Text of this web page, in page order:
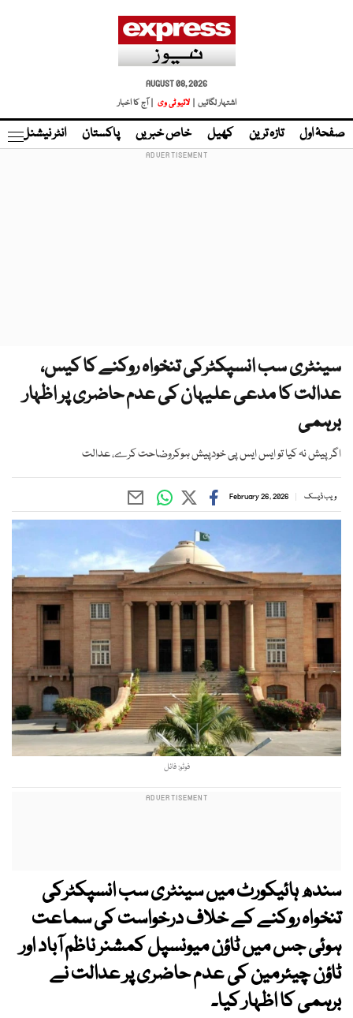
AUGUST 08, 2026
اشتہار لگائیں |
لائیو ٹی وی | آج کا اخبار
صفحۂ اول تازہ ترین کھیل خاص خبریں پاکستان انٹر نیشنل
سینٹری سب انسپکٹرکی تنخواہ روکنے کا کیس،
عدالت کا مدعی علیہان کی عدم حاضری پر اظہار
برہمی
اگرپیش نہ کیا تو ایس ایس پی خودپیش ہوکروضاحت کرے، عدالت
ویب ڈیسک February 26, 2026
فوٹو: فائل
سندھ ہائیکورٹ میں سینٹری سب انسپکٹرکی
تنخواہ روکنے کے خلاف درخواست کی سماعت
ہوئی جس میں ٹاؤن میونسپل کمشنر ناظم آباد اور
ٹاؤن چیئرمین کی عدم حاضری پر عدالت نے
برہمی کا اظہار کیا۔